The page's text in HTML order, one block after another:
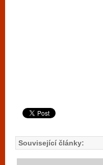
Související články: